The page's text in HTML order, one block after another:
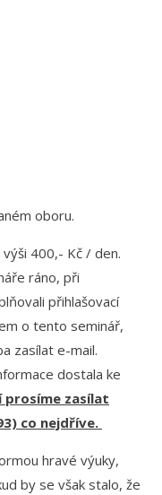
oboru.
400,- Kč / den.
ráno, při
přihlašovací
o tento seminář,
zasílat e-mail.
dostala ke
prosíme zasílat
co nejdříve.
hravé výuky,
by se však stalo, že